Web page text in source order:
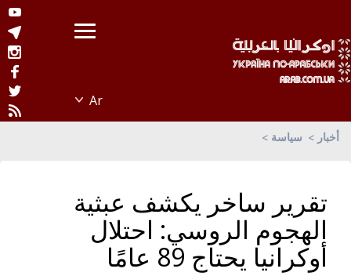
أخبار سياسة
تقرير ساخر يكشف عبثية
الهجوم الروسي: احتلال
أوكرانيا يحتاج 89 عامًا